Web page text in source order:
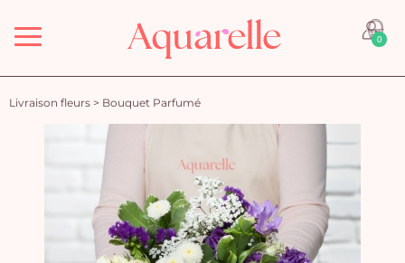
Menu 0
Livraison fleurs > Bouquet Parfumé